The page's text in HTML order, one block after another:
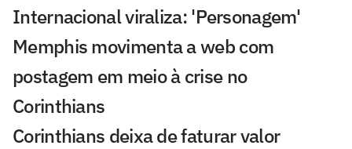
Internacional viraliza: 'Personagem'
Memphis movimenta a web com
postagem em meio à crise no
Corinthians
Corinthians deixa de faturar valor